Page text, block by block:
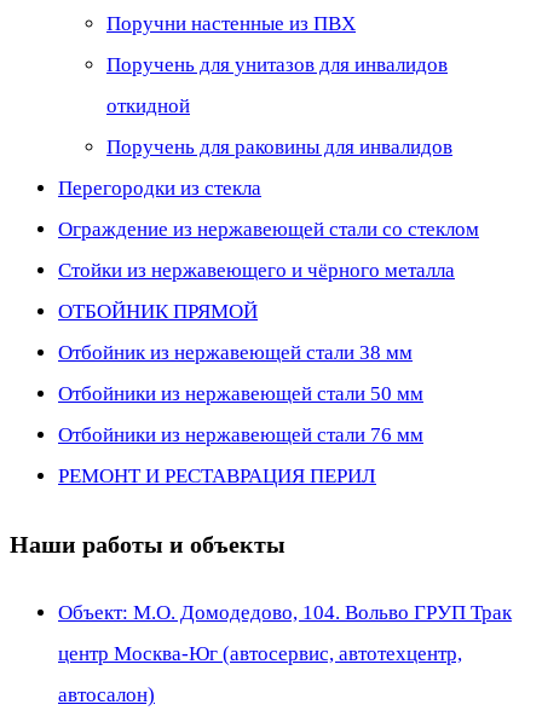
Поручни настенные из ПВХ
Поручень для унитазов для инвалидов
откидной
Поручень для раковины для инвалидов
Перегородки из стекла
Ограждение из нержавеющей стали со стеклом
Стойки из нержавеющего и чёрного металла
ОТБОЙНИК ПРЯМОЙ
Отбойник из нержавеющей стали 38 мм
Отбойники из нержавеющей стали 50 мм
Отбойники из нержавеющей стали 76 мм
РЕМОНТ И РЕСТАВРАЦИЯ ПЕРИЛ
Наши работы и объекты
Объект: М.О. Домодедово, 104. Вольво ГРУП Трак
центр Москва-Юг (автосервис, автотехцентр,
автосалон)